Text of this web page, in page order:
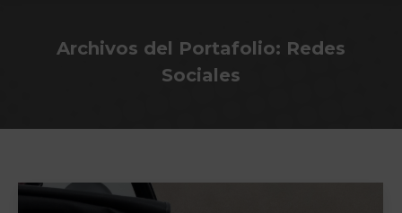
Archivos del Portafolio: Redes
Sociales